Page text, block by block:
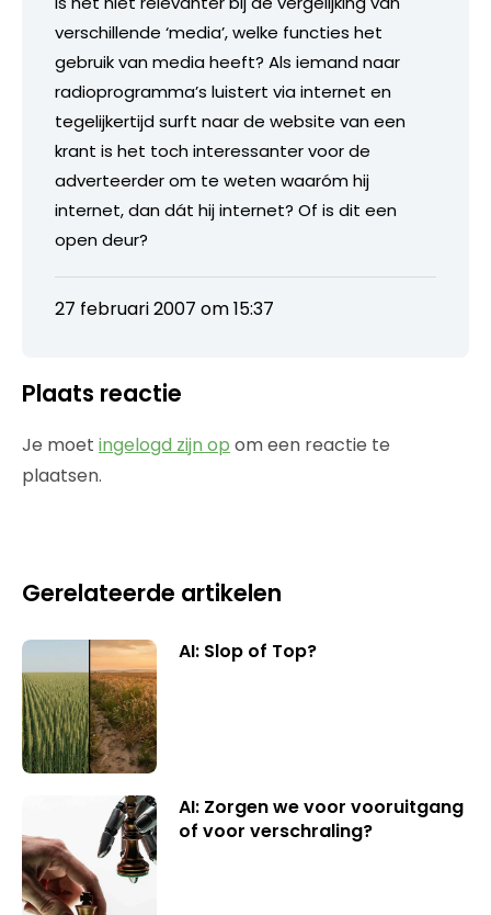
verschillende ‘media’, welke functies het
gebruik van media heeft? Als iemand naar
radioprogramma’s luistert via internet en
tegelijkertijd surft naar de website van een
krant is het toch interessanter voor de
adverteerder om te weten waaróm hij
internet, dan dát hij internet? Of is dit een
open deur?
27 februari 2007 om 15:37
Plaats reactie
Je moet ingelogd zijn op om een reactie te
plaatsen.
Gerelateerde artikelen
AI: Slop of Top?
AI: Zorgen we voor vooruitgang
of voor verschraling?